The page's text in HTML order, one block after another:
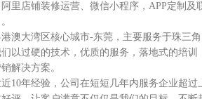
里店铺装修运营、微信小程序，APP定制及
澳大湾区核心城市-东莞，主要服务于珠三
以过硬的技术，优质的服务，落地式的培训
解决方案。
10年经验，公司在短短几年内服务企业超过